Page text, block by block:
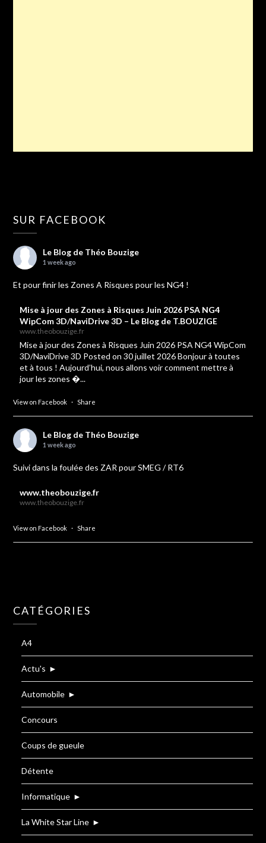
SUR FACEBOOK
Le Blog de Théo Bouzige
1 week ago
Et pour finir les Zones A Risques pour les NG4 !
Mise à jour des Zones à Risques Juin 2026 PSA NG4
WipCom 3D/NaviDrive 3D – Le Blog de T.BOUZIGE
www.theobouzige.fr
Mise à jour des Zones à Risques Juin 2026 PSA NG4 WipCom
3D/NaviDrive 3D Posted on 30 juillet 2026 Bonjour à toutes
et à tous ! Aujourd’hui, nous allons voir comment mettre à
jour les zones �...
View on Facebook · Share
Le Blog de Théo Bouzige
1 week ago
Suivi dans la foulée des ZAR pour SMEG / RT6
www.theobouzige.fr
www.theobouzige.fr
View on Facebook · Share
CATÉGORIES
A4
Actu's ►
Automobile ►
Concours
Coups de gueule
Détente
Informatique ►
La White Star Line ►